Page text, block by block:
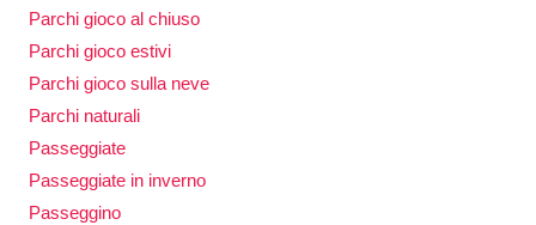
Parchi gioco al chiuso
Parchi gioco estivi
Parchi gioco sulla neve
Parchi naturali
Passeggiate
Passeggiate in inverno
Passeggino